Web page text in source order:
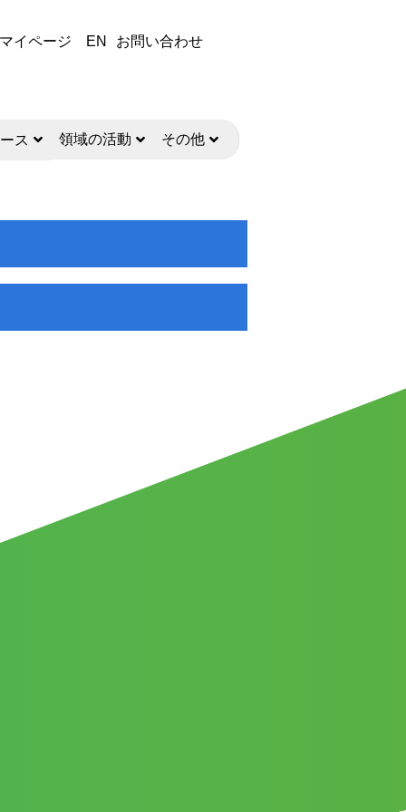
マイページ EN お問い合わせ
ス 領域の活動 その他